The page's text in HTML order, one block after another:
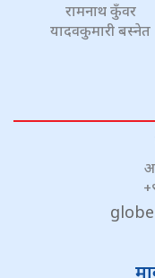
रामनाथ कुँवर
यादवकुमारी बस्नेत